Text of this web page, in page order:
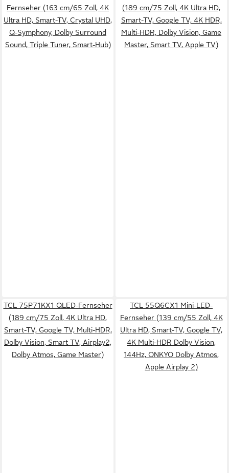
Fernseher (163 cm/65 Zoll, 4K
Ultra HD, Smart-TV, Crystal UHD,
Q-Symphony, Dolby Surround
Sound, Triple Tuner, Smart-Hub)
(189 cm/75 Zoll, 4K Ultra HD,
Smart-TV, Google TV, 4K HDR,
Multi-HDR, Dolby Vision, Game
Master, Smart TV, Apple TV)
TCL 75P71KX1 QLED-Fernseher
(189 cm/75 Zoll, 4K Ultra HD,
Smart-TV, Google TV, Multi-HDR,
Dolby Vision, Smart TV, Airplay2,
Dolby Atmos, Game Master)
TCL 55Q6CX1 Mini-LED-
Fernseher (139 cm/55 Zoll, 4K
Ultra HD, Smart-TV, Google TV,
4K Multi-HDR Dolby Vision,
144Hz, ONKYO Dolby Atmos,
Apple Airplay 2)